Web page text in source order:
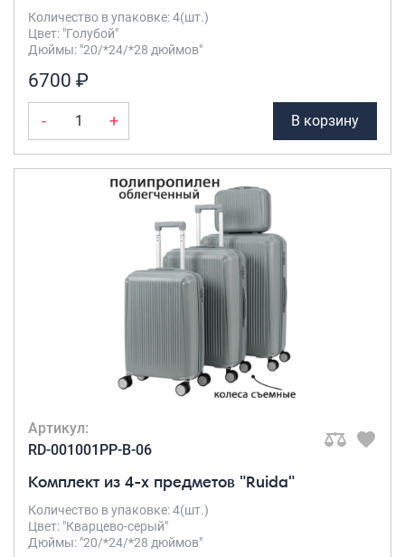
Аксессуары
Чехлы для чемоданов
Количество в упаковке: 4(шт.)
Цвет: "Голубой"
Дюймы: "20/*24/*28 дюймов"
6700 ₽
- + В корзину
Артикул:
RD-001001PP-B-06
Комплект из 4-х предметов "Ruida"
Количество в упаковке: 4(шт.)
Цвет: "Кварцево-серый"
Дюймы: "20/*24/*28 дюймов"